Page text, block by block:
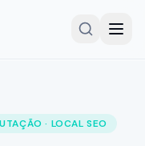
· LOCAL SEO